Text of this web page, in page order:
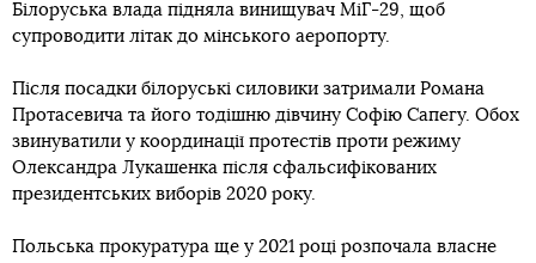
Білоруська влада підняла винищувач МіГ-29, щоб
супроводити літак до мінського аеропорту.
Після посадки білоруські силовики затримали Романа
Протасевича та його тодішню дівчину Софію Сапегу. Обох
звинуватили у координації протестів проти режиму
Олександра Лукашенка після сфальсифікованих
президентських виборів 2020 року.
Польська прокуратура ще у 2021 році розпочала власне